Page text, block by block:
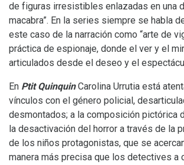
de figuras irresistibles enlazadas en una
macabra”. En la series siempre se habla
este caso de la narración como “arte de
práctica de espionaje, donde el ver y el
articulados desde el deseo y el
En Ptit QuinquinCarolina Urrutia está
vínculos con el género policial,
desmontados; a la composición pictórica
la desactivación del horror a través de la
de los niños protagonistas, que se
manera más precisa que los detectives a